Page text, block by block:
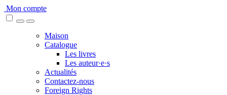
Skip
to
Mon compte
Maison
Catalogue
Les livres
Les auteur·e·s
Actualités
Contactez-nous
Foreign Rights